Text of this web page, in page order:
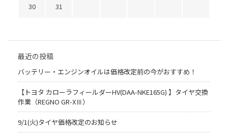
30
31
最近の投稿
バッテリー・エンジンオイルは価格改定前の今がおすすめ！
【トヨタ カローラフィールダーHV(DAA-NKE165G) 】タイヤ交換
作業（REGNO GR-XⅢ）
9/1(火)タイヤ価格改定のお知らせ